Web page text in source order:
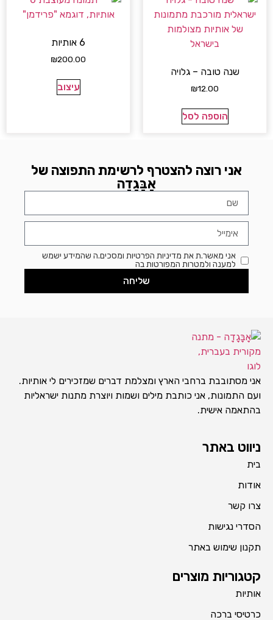
שנה טובה – גלויה
₪12.00
הוספה לסל
6 אותיות
₪200.00
עיצוב
אני רוצה להצטרף לרשימת התפוצה של
אָבָּגָדָה
אני מאשר.ת את מדיניות הפרטיות ומסכים.ה שהמידע ישמש
למענה ולמטרות המפורטות בה
שליחה
אני מסתובבת ברחבי הארץ ומצלמת דברים שמזכירים לי אותיות.
ועם התמונות, אני כותבת מילים ושמות ויוצרת מתנות ישראליות
בהתאמה אישית.
ניווט באתר
בית
אודות
צרו קשר
הסדרי נגישות
תקנון שימוש באתר
קטגוריות מוצרים
אותיות
כרטיסי ברכה